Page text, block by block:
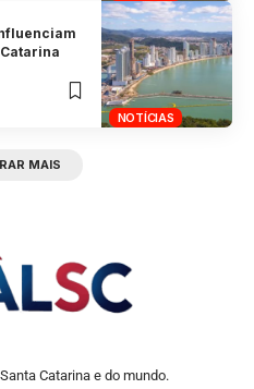
NOTÍCIAS
MAIS
Catarina e do mundo.